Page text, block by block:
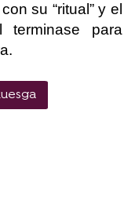
su “ritual” y el
para